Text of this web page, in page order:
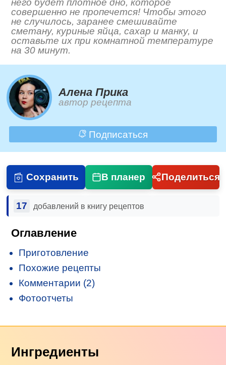
него будет плотное дно, которое
совершенно не пропечется! Чтобы этого
не случилось, заранее смешивайте
сметану, куриные яйца, сахар и манку, и
оставьте их при комнатной температуре
на 30 минут.
Алена Прика
автор рецепта
Подписаться
Сохранить В планер Поделиться
17 добавлений в книгу рецептов
Оглавление
Приготовление
Похожие рецепты
Комментарии (2)
Фотоотчеты
Ингредиенты